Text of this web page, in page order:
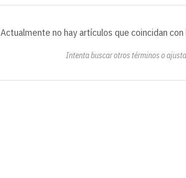
Actualmente no hay artículos que coincidan
Intenta buscar otros términos o